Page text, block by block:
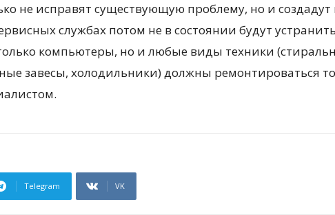
не исправят существующую проблему, но и
службах потом не в состоянии будут
компьютеры, но и любые виды техники
завесы, холодильники) должны ремонтироваться
Telegram VK